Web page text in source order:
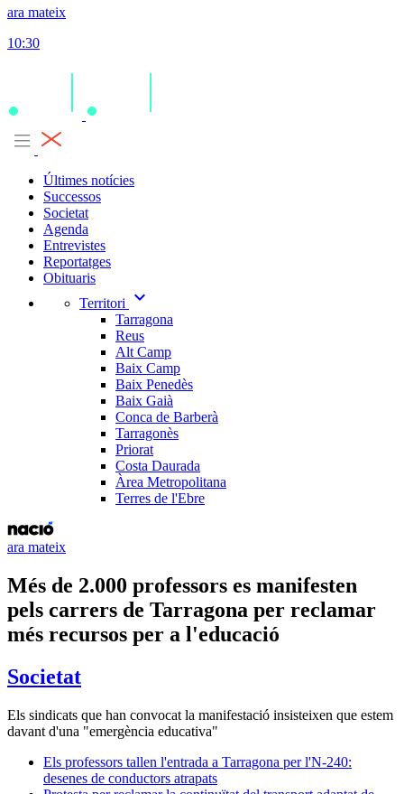
ara mateix
10:30
Últimes notícies
Successos
Societat
Agenda
Entrevistes
Reportatges
Obituaris
Territori
expand_more
Tarragona
Reus
Alt Camp
Baix Camp
Baix Penedès
Baix Gaià
Conca de Barberà
Tarragonès
Priorat
Costa Daurada
Àrea Metropolitana
Terres de l'Ebre
ara mateix
Més de 2.000 professors es manifesten
pels carrers de Tarragona per reclamar
més recursos per a l'educació
Societat
Els sindicats que han convocat la manifestació insisteixen que estem
davant d'una "emergència educativa"
Els professors tallen l'entrada a Tarragona per l'N-240:
desenes de conductors atrapats